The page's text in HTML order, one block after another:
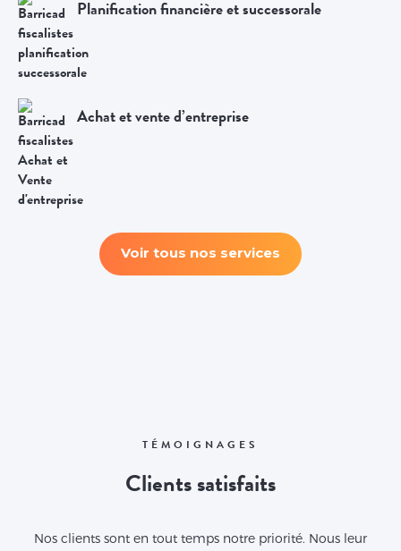
Planification financière et successorale
Achat et vente d’entreprise
Voir tous nos services
TÉMOIGNAGES
Clients satisfaits
Nos clients sont en tout temps notre priorité. Nous leur